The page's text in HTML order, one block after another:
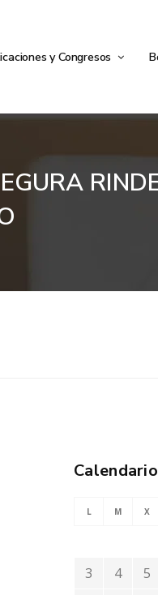
y Congresos
Calendario
L M X
3
4 5